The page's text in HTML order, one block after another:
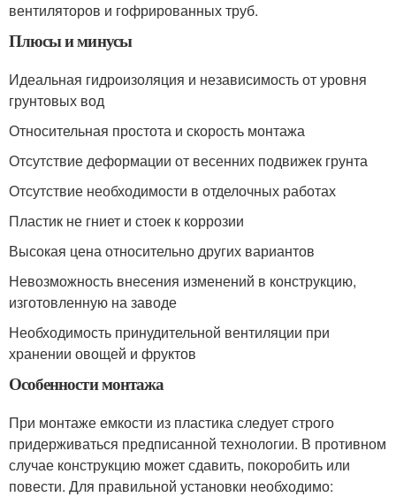
вентиляторов и гофрированных труб.
Плюсы и минусы
Идеальная гидроизоляция и независимость от уровня
грунтовых вод
Относительная простота и скорость монтажа
Отсутствие деформации от весенних подвижек грунта
Отсутствие необходимости в отделочных работах
Пластик не гниет и стоек к коррозии
Высокая цена относительно других вариантов
Невозможность внесения изменений в конструкцию,
изготовленную на заводе
Необходимость принудительной вентиляции при
хранении овощей и фруктов
Особенности монтажа
При монтаже емкости из пластика следует строго
придерживаться предписанной технологии. В противном
случае конструкцию может сдавить, покоробить или
повести. Для правильной установки необходимо: